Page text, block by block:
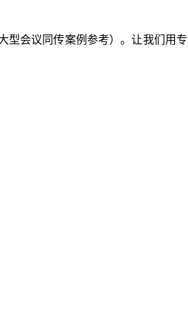
型会议同传案例参考）。让我们用专